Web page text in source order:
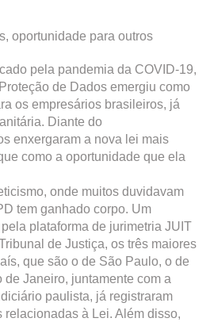
oportunidade para outros
pela pandemia da COVID-19,
de Dados emergiu como
os empresários brasileiros, já
Diante do
enxergaram a nova lei mais
como a oportunidade que ela
onde muitos duvidavam
tem ganhado corpo. Um
plataforma de jurimetria JUIT
de Justiça, os três maiores
que são o de São Paulo, o de
de Janeiro, juntamente com a
paulista, já registraram
relacionadas à Lei. Além disso,